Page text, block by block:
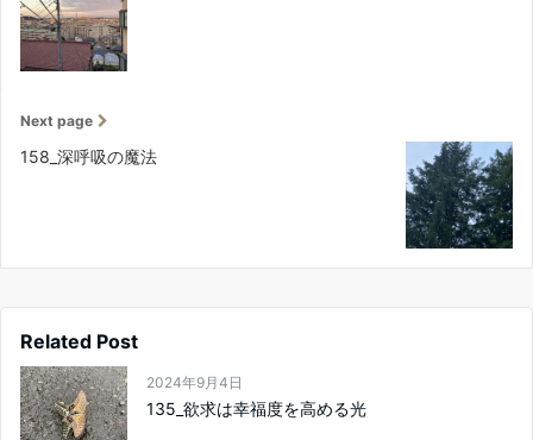
Next page
158_深呼吸の魔法
Related Post
2024年9月4日
135_欲求は幸福度を高める光